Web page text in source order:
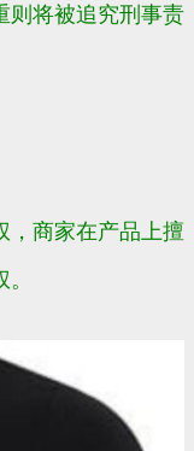
则将被追究刑事责
，商家在产品上擅